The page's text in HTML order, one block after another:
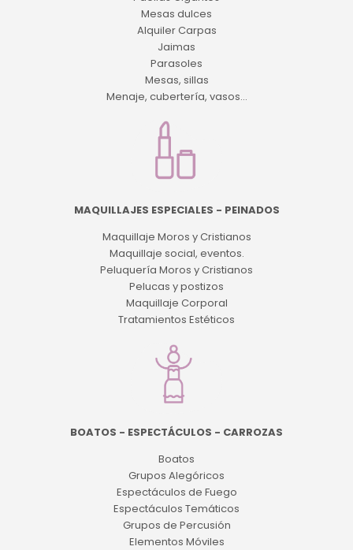
Mesas dulces
Alquiler Carpas
Jaimas
Parasoles
Mesas, sillas
Menaje, cubertería, vasos...
MAQUILLAJES ESPECIALES - PEINADOS
Maquillaje Moros y Cristianos
Maquillaje social, eventos.
Peluquería Moros y Cristianos
Pelucas y postizos
Maquillaje Corporal
Tratamientos Estéticos
BOATOS - ESPECTÁCULOS - CARROZAS
Boatos
Grupos Alegóricos
Espectáculos de Fuego
Espectáculos Temáticos
Grupos de Percusión
Elementos Móviles